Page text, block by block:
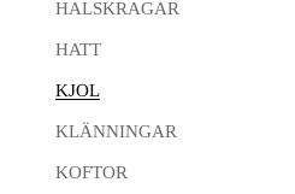
HALSKRAGAR
HATT
KJOL
KLÄNNINGAR
KOFTOR